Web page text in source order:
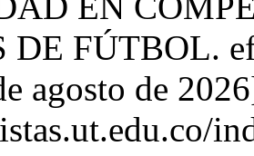
DE FÚTBOL.
agosto de